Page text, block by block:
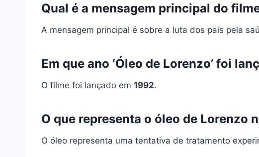
Qual é a mensagem principal do
A mensagem principal é sobre a luta dos pais pela
Em que ano ‘Óleo de Lorenzo’ foi
O filme foi lançado em 1992.
O que representa o óleo de Lorenzo
O óleo representa uma tentativa de tratamento